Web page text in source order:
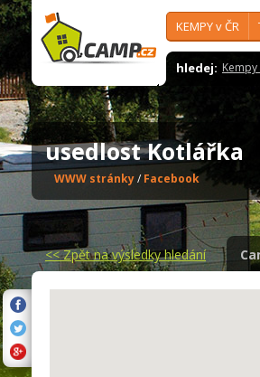
KEMPY v ČR
hledej: Kempy
usedlost Kotlářka
WWW stránky/ Facebook
<<Zpět na výsledky hledání